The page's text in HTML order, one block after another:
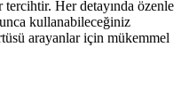
Her detayında özenle
kullanabileceğiniz
arayanlar için mükemmel